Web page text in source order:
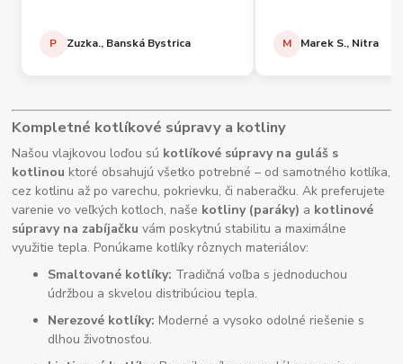
P Zuzka., Banská Bystrica M Marek S., Nitra
Kompletné kotlíkové súpravy a kotliny
Našou vlajkovou loďou sú kotlíkové súpravy na guláš s
kotlinou ktoré obsahujú všetko potrebné – od samotného kotlíka,
cez kotlinu až po varechu, pokrievku, či naberačku. Ak preferujete
varenie vo veľkých kotloch, naše kotliny (paráky) a kotlinové
súpravy na zabíjačku vám poskytnú stabilitu a maximálne
využitie tepla. Ponúkame kotlíky rôznych materiálov:
Smaltované kotlíky: Tradičná voľba s jednoduchou
údržbou a skvelou distribúciou tepla.
Nerezové kotlíky: Moderné a vysoko odolné riešenie s
dlhou životnosťou.